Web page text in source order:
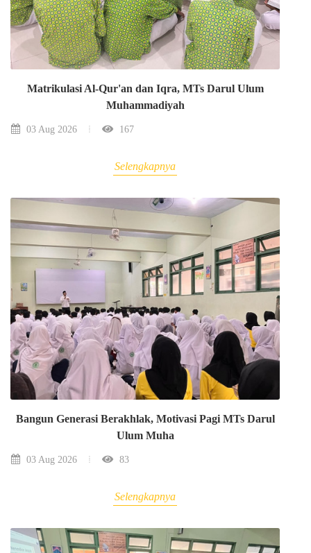
Matrikulasi Al-Qur'an dan Iqra, MTs Darul Ulum
Muhammadiyah
03 Aug 2026 167
Selengkapnya
Bangun Generasi Berakhlak, Motivasi Pagi MTs Darul
Ulum Muha
03 Aug 2026 83
Selengkapnya